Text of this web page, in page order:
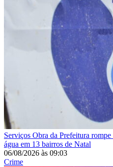
Serviços Obra da Prefeitura
água em 13 bairros de Natal
06/08/2026 às 09:03
Crime